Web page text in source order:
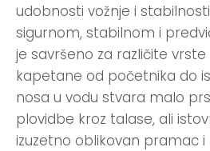
udobnosti vožnje i
sigurnom, stabilnom i
je savršeno za različite
kapetane od početnika do
nosa u vodu stvara malo
plovidbe kroz talase, ali
izuzetno oblikovan pramac